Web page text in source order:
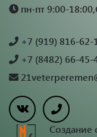
пн-пт 9:00-
+7 (919) 816-62-
+7 (8482) 66-45-
Создание